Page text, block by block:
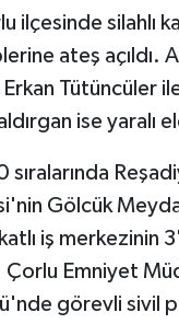
ilçesinde silahlı
ateş açıldı.
Tütüncüler
ise yaralı
sıralarında
Gölcük
iş merkezinin
Emniyet
görevli sivil